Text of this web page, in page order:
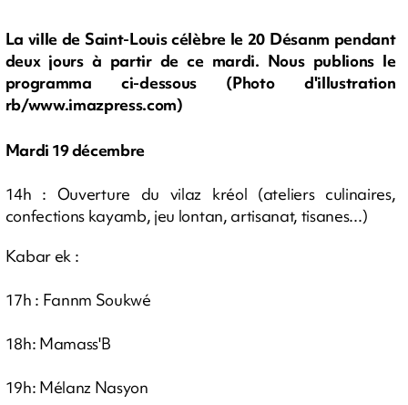
La ville de Saint-Louis célèbre le 20 Désanm pendant
deux jours à partir de ce mardi. Nous publions le
programma ci-dessous (Photo d'illustration
rb/www.imazpress.com)
Mardi 19 décembre
14h : Ouverture du vilaz kréol (ateliers culinaires,
confections kayamb, jeu lontan, artisanat, tisanes...)
Kabar ek :
17h : Fannm Soukwé
18h: Mamass'B
19h: Mélanz Nasyon